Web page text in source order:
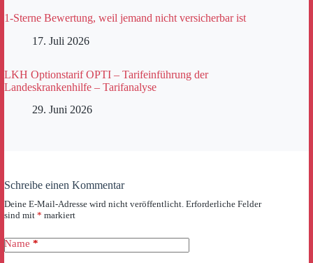
1-Sterne Bewertung, weil jemand nicht versicherbar ist
17. Juli 2026
LKH Optionstarif OPTI – Tarifeinführung der
Landeskrankenhilfe – Tarifanalyse
29. Juni 2026
Schreibe einen Kommentar
Deine E-Mail-Adresse wird nicht veröffentlicht. Erforderliche Felder
sind mit * markiert
Name *